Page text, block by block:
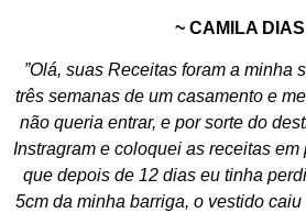
~ CAMILA
”Olá, suas Receitas foram a minha
três semanas de um casamento e
não queria entrar, e por sorte do
Instragram e coloquei as receitas
que depois de 12 dias eu tinha
5cm da minha barriga, o vestido